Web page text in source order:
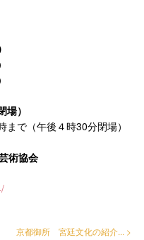
）
で（午後４時30分閉場）
術協会
京都御所 宮廷文化の紹介... >